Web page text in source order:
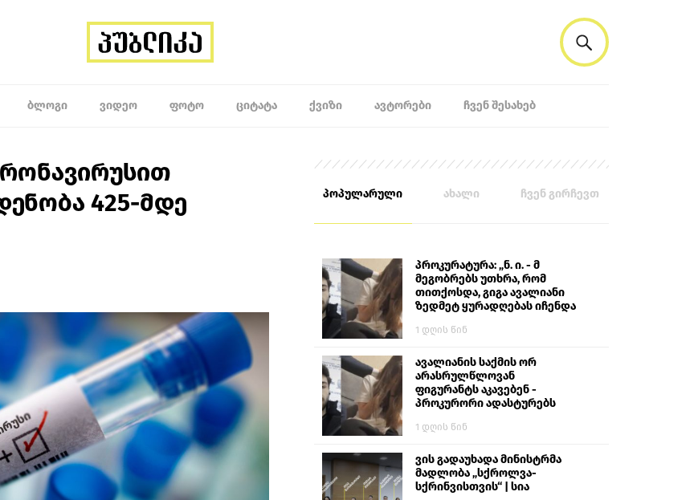
ᲑᲚᲝᲒᲘ ᲕᲘᲓᲔᲝ ᲤᲝᲢᲝ ᲪᲘᲢᲐᲢᲐ ᲥᲕᲘᲖᲘ ᲐᲕᲢᲝᲠᲔᲑᲘ ᲩᲕᲔᲜ ᲨᲔᲡᲐᲮᲔᲑ
425-მდე
პოპულარული ახალი ჩვენ გირჩევთ
პროკურატურა: „ნ. ი. - მ
მეგობრებს უთხრა, რომ
თითქოსდა, გიგა ავალიანი
ზედმეტ ყურადღებას იჩენდა
ალექსანდრე გაბაშვილი
გიგა ავალიანს“
1 დღის წინ
ავალიანის საქმის ორ
არასრულწლოვან
ფიგურანტს აკავებენ -
პროკურორი ადასტურებს
1 დღის წინ
ვის გადაუხადა მინისტრმა
მადლობა „სქროლვა-
სქრინვისთვის“ | სია